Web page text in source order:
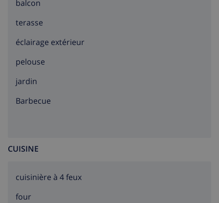
restaurants à tapas situés près de votre maison, et
balcon
terasse
éclairage extérieur
pelouse
jardin
barbecue
CUISINE
cuisinière à 4 feux
four